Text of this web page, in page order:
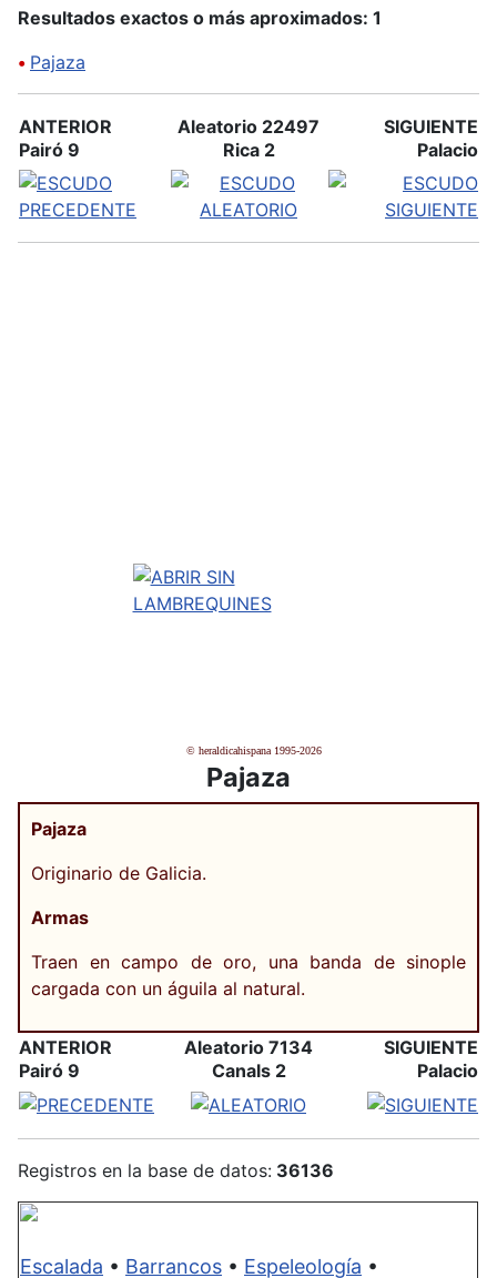
Resultados exactos o más aproximados: 1
• Pajaza
ANTERIOR
Pairó 9
Aleatorio 22497
Rica 2
SIGUIENTE
Palacio
© heraldicahispana 1995-2026
Pajaza
Pajaza
Originario de Galicia.
Armas
Traen en campo de oro, una banda de sinople
cargada con un águila al natural.
ANTERIOR
Pairó 9
Aleatorio 7134
Canals 2
SIGUIENTE
Palacio
Registros en la base de datos: 36136
Escalada • Barrancos • Espeleología •